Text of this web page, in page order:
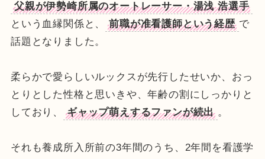
父親が伊勢崎所属のオートレーサー・湯浅 浩選手
という血縁関係と、
前職が准看護師という経歴 で
話題となりました。
柔らかで愛らしいルックスが先行したせいか、おっ
とりとした性格と思いきや、年齢の割にしっかりと
しており、
ギャップ萌えするファンが続出 。
それも養成所入所前の3年間のうち、2年間を看護学